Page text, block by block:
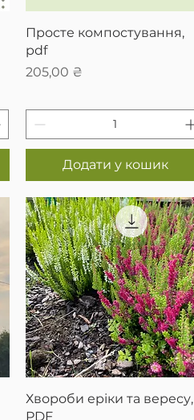
Швидкий перегляд
Просте компостування,
pdf
Ціна
205,00 ₴
Додати у кошик
Швидкий перегляд
Хвороби еріки та вересу,
PDF